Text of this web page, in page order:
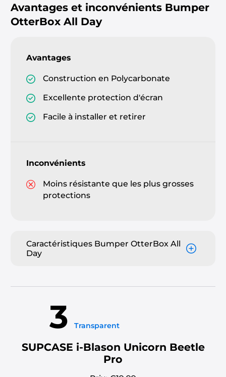
Avantages et inconvénients Bumper
OtterBox All Day
Avantages
Construction en Polycarbonate
Excellente protection d'écran
Facile à installer et retirer
Inconvénients
Moins résistante que les plus grosses
protections
Caractéristiques Bumper OtterBox All
Day
3 Transparent
SUPCASE i-Blason Unicorn Beetle
Pro